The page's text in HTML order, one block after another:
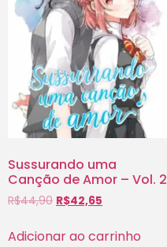
Sussurando uma
Canção de Amor – Vol. 2
R$44,90 R$42,65
Adicionar ao carrinho